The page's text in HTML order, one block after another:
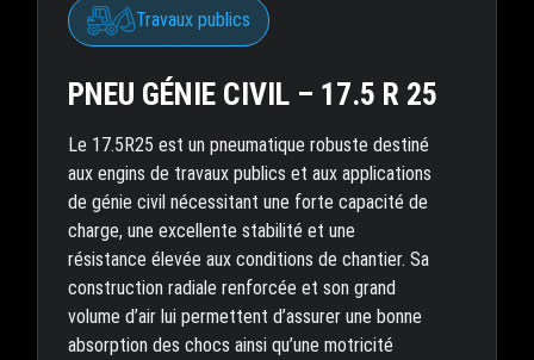
Travaux publics
PNEU GÉNIE CIVIL – 17.5 R 25
Le 17.5R25 est un pneumatique robuste destiné
aux engins de travaux publics et aux applications
de génie civil nécessitant une forte capacité de
charge, une excellente stabilité et une
résistance élevée aux conditions de chantier. Sa
construction radiale renforcée et son grand
volume d’air lui permettent d’assurer une bonne
absorption des chocs ainsi qu’une motricité